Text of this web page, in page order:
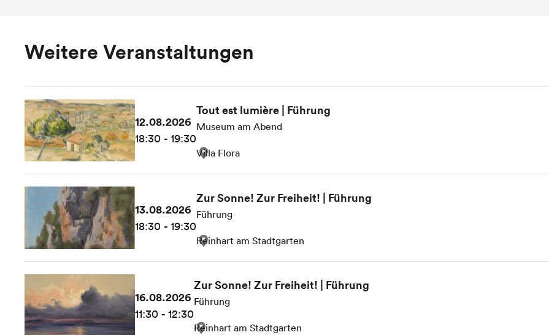
Weitere Veranstaltungen
12.08.2026
18:30 - 19:30
Tout est lumière | Führung
Museum am Abend
Villa Flora
13.08.2026
18:30 - 19:30
Zur Sonne! Zur Freiheit! | Führung
Führung
Reinhart am Stadtgarten
16.08.2026
11:30 - 12:30
Zur Sonne! Zur Freiheit! | Führung
Führung
Reinhart am Stadtgarten